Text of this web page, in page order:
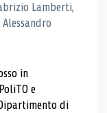
Lamberti,
in
e
di